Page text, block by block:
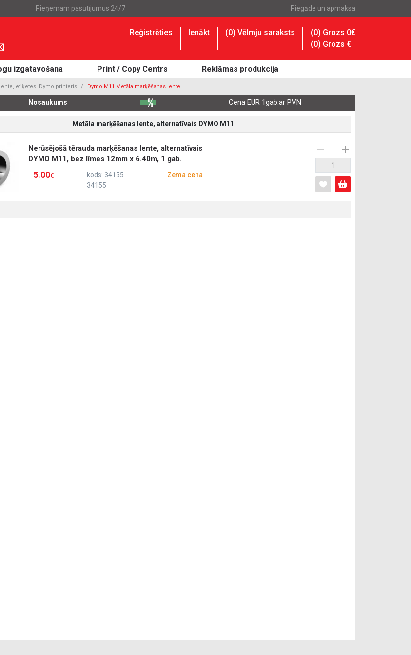
Pieņemam pasūtījumus 24/7 Piegāde un apmaksa
Reģistrēties Ienākt (0) Vēlmju saraksts
(0) Grozs 0€
(0) Grozs €
izgatavošana Print / Copy Centrs Reklāmas produkcija
etiķetes. Dymo printeris Dymo M11 Metāla marķēšanas lente
Nosaukums Cena EUR 1gab.ar PVN
Metāla marķēšanas lente, alternatīvais DYMO M11
Nerūsējošā tērauda marķēšanas lente, alternatīvais
DYMO M11, bez līmes 12mm x 6.40m, 1 gab.
5.00€
kods: 34155
34155
Zema cena